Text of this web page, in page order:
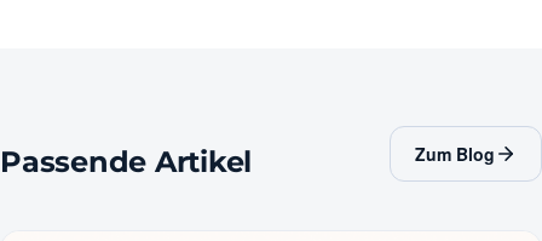
Passende Artikel Zum Blog